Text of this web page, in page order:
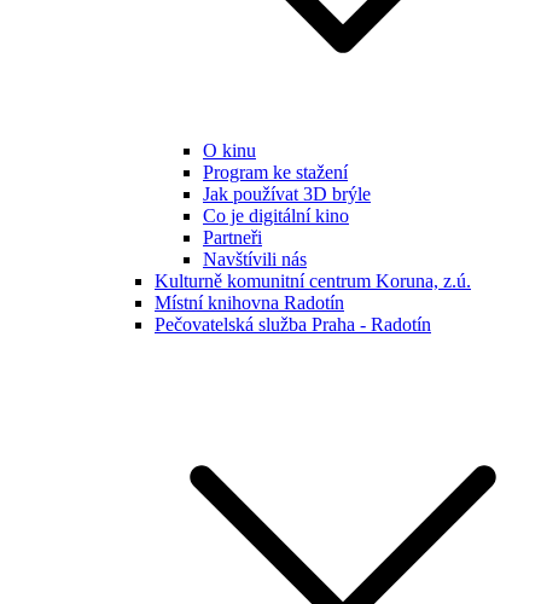
O kinu
Program ke stažení
Jak používat 3D brýle
Co je digitální kino
Partneři
Navštívili nás
Kulturně komunitní centrum Koruna, z.ú.
Místní knihovna Radotín
Pečovatelská služba Praha - Radotín